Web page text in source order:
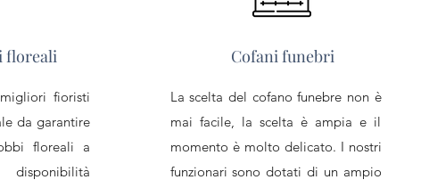
floreali
fioristi
da garantire
floreali a
Cofani funebri
La scelta del cofano funebre non è
mai facile, la scelta è ampia e il
momento è molto delicato. I nostri
funzionari sono dotati di un ampio